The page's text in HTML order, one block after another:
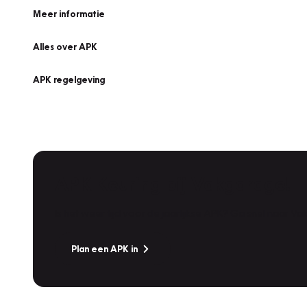
Meer informatie
Alles over APK
APK regelgeving
Plan een APK in